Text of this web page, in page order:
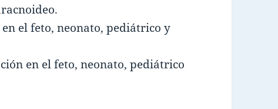
el feto, neonato, pediátrico y
en el feto, neonato, pediátrico